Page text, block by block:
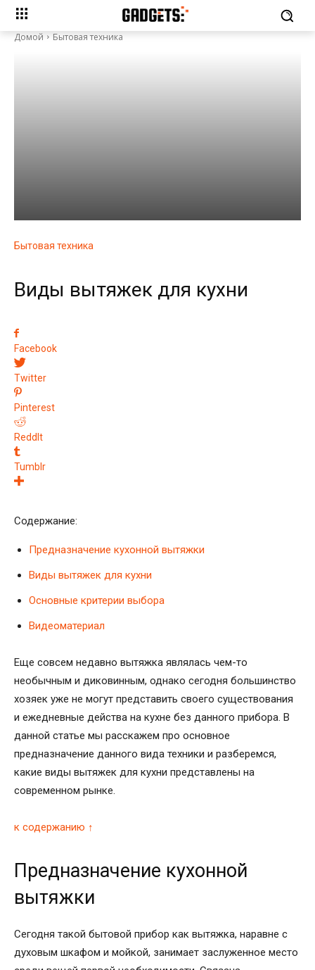
Домой Бытовая техника
Бытовая техника
Виды вытяжек для кухни
Facebook
Twitter
Pinterest
ReddIt
Tumblr
Содержание:
Предназначение кухонной вытяжки
Виды вытяжек для кухни
Основные критерии выбора
Видеоматериал
Еще совсем недавно вытяжка являлась чем-то
необычным и диковинным, однако сегодня большинство
хозяек уже не могут представить своего существования
и ежедневные действа на кухне без данного прибора. В
данной статье мы расскажем про основное
предназначение данного вида техники и разберемся,
какие виды вытяжек для кухни представлены на
современном рынке.
к содержанию ↑
Предназначение кухонной
вытяжки
Сегодня такой бытовой прибор как вытяжка, наравне с
духовым шкафом и мойкой, занимает заслуженное место